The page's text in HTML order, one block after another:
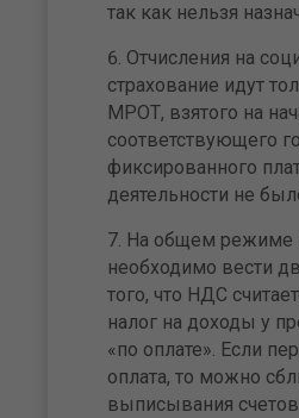
так как нельзя
Отчисления на
страхование идут
МРОТ, взятого на
соответствующего
фиксированного
деятельности не
На общем режиме
необходимо вести
того, что НДС
налог на доходы у
«по оплате». Если
оплата, то можно
выписывания